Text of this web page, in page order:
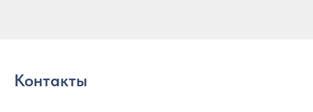
Контакты